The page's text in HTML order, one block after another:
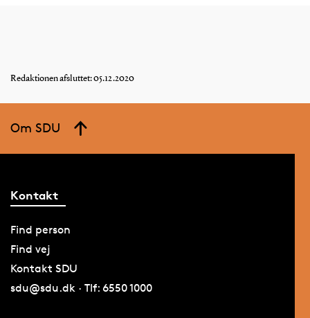
Redaktionen afsluttet: 05.12.2020
Om SDU
Kontakt
Find person
Find vej
Kontakt SDU
sdu@sdu.dk · Tlf: 6550 1000